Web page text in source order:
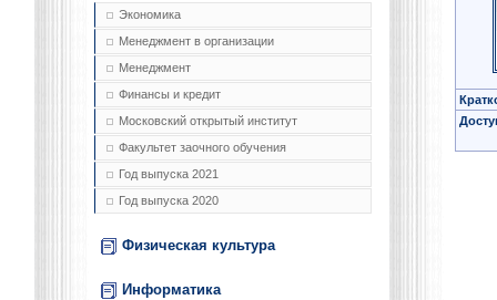
Экономика
Менеджмент в организации
Менеджмент
Финансы и кредит
Московский открытый институт
Факультет заочного обучения
Год выпуска 2021
Год выпуска 2020
Физическая культура
Информатика